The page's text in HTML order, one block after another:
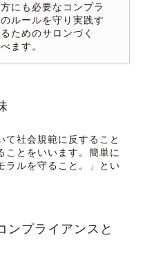
にも必要なコンプラ
ルールを守り実践す
ためのサロンづく
ます。
て社会規範に反すること
ことをいいます。簡単に
ラルを守ること。」とい
ンプライアンスと